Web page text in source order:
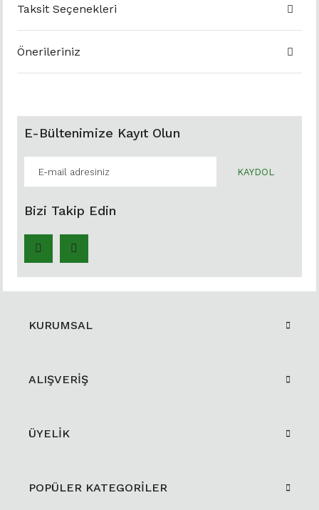
Taksit Seçenekleri
Önerileriniz
E-Bültenimize Kayıt Olun
KAYDOL
Bizi Takip Edin
KURUMSAL
ALIŞVERİŞ
ÜYELİK
POPÜLER KATEGORİLER